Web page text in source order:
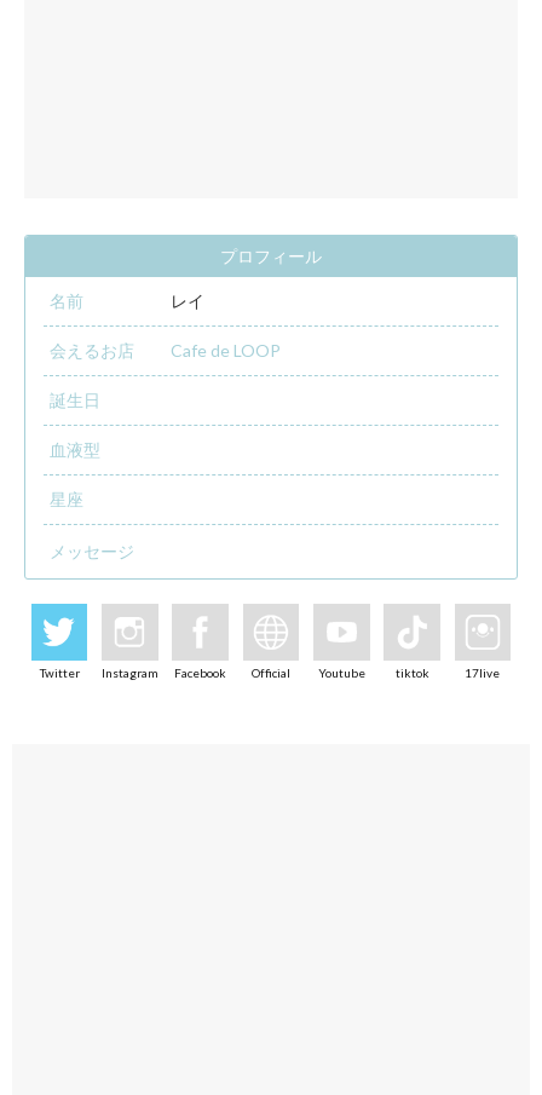
プロフィール
名前 レイ
会えるお店 Cafe de LOOP
誕生日
血液型
星座
メッセージ
Twitter Instagram Facebook Official Youtube tiktok 17live